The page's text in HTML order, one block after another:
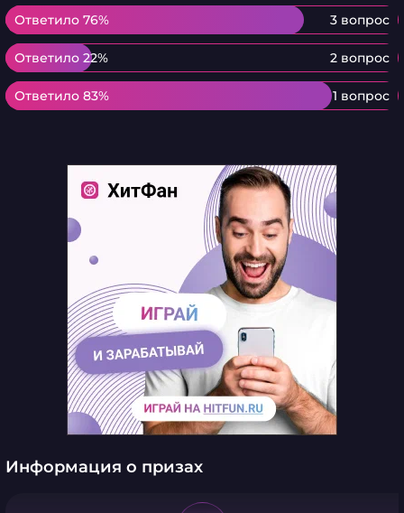
Ответило 76% 3 вопрос
Ответило 76%
Ответило 22% 2 вопрос
Ответило 22%
Ответило 83% 1 вопрос
Ответило 83%
Информация о призах